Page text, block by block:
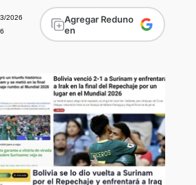
2026
Agregar Reduno
en